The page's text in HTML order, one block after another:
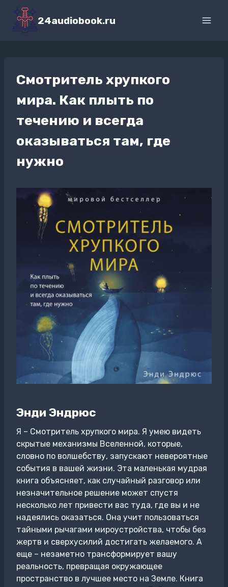
Перейти
содержимому
24audiobook.ru
Смотритель хрупкого
мира. Как плыть по
течению и всегда
оказываться там, где
нужно
Энди Эндрюс
Я – Смотритель хрупкого мира. Я умею видеть
скрытые механизмы Вселенной, которые,
словно по волшебству, запускают невероятные
события в вашей жизни. Эта маленькая мудрая
книга объясняет, как случайный разговор или
незначительное решение может спустя
несколько лет привести вас туда, где вы и не
надеялись оказаться. Она учит пользоваться
тайными рычагами мироустройства, чтобы без
жертв и сверхусилий достигать желаемого. А
еще – незаметно трансформирует вашу
реальность, превращая окружающее
пространство в лучшее место на Земле. Книга